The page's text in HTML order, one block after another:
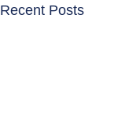
Recent Posts